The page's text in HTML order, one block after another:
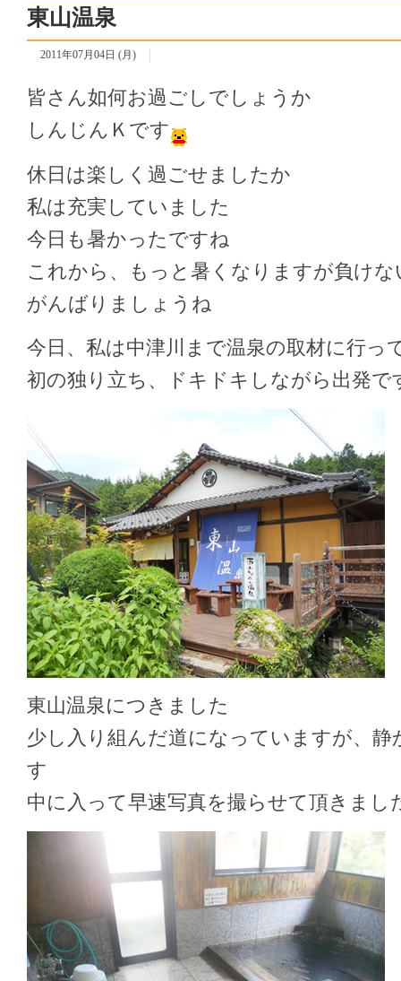
東山温泉
2011年07月04日 (月)
皆さん如何お過ごしでしょうか
しんじんＫです
休日は楽しく過ごせましたか
私は充実していました
今日も暑かったですね
これから、もっと暑くなりますが負けな
がんばりましょうね
今日、私は中津川まで温泉の取材に行っ
初の独り立ち、ドキドキしながら出発で
東山温泉につきました
少し入り組んだ道になっていますが、静
す
中に入って早速写真を撮らせて頂きまし